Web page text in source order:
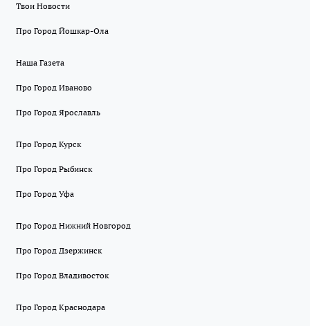
Твои Новости
Про Город Йошкар-Ола
Наша Газета
Про Город Иваново
Про Город Ярославль
Про Город Курск
Про Город Рыбинск
Про Город Уфа
Про Город Нижний Новгород
Про Город Дзержинск
Про Город Владивосток
Про Город Краснодара